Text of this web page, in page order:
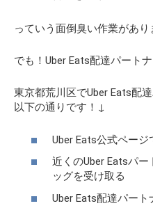
っていう面倒臭い作業があり
でも！Uber Eats配達パート
東京都荒川区でUber Eats配
以下の通りです！↓
Uber Eats公式ページ
近くのUber Eatsパ
ッグを受け取る
Uber Eats配達パート